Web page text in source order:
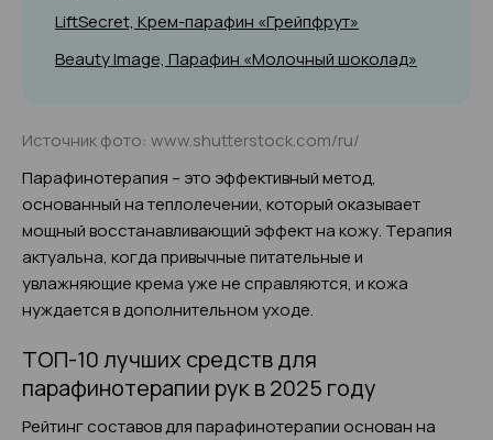
LiftSecret, Крем-парафин «Грейпфрут»
Beauty Image, Парафин «Молочный шоколад»
Источник фото: www.shutterstock.com/ru/
Парафинотерапия – это эффективный метод,
основанный на теплолечении, который оказывает
мощный восстанавливающий эффект на кожу. Терапия
актуальна, когда привычные питательные и
увлажняющие крема уже не справляются, и кожа
нуждается в дополнительном уходе.
ТОП-10 лучших средств для
парафинотерапии рук в 2025 году
Рейтинг составов для парафинотерапии основан на